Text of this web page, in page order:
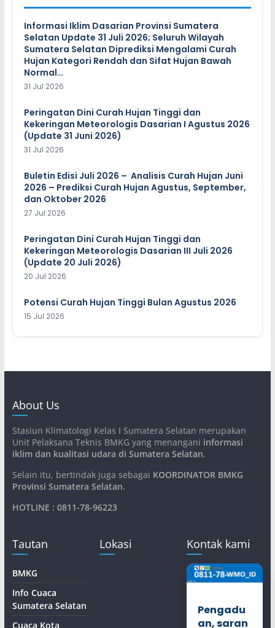
Informasi Iklim Dasarian Provinsi Sumatera
Selatan Update 31 Juli 2026; Seluruh Wilayah
Sumatera Selatan Diprediksi Mengalami Curah
Hujan Kategori Rendah dan Sifat Hujan Bawah
Normal…
31 Jul 2026
Peringatan Dini Curah Hujan Tinggi dan
Kekeringan Meteorologis Dasarian I Agustus 2026
(Update 31 Juni 2026)
31 Jul 2026
Buletin Edisi Juli 2026 – Analisis Curah Hujan Juni
2026 – Prediksi Curah Hujan Agustus, September,
dan Oktober 2026
27 Jul 2026
Peringatan Dini Curah Hujan Tinggi dan
Kekeringan Meteorologis Dasarian III Juli 2026
(Update 20 Juli 2026)
20 Jul 2026
Potensi Curah Hujan Tinggi Bulan Agustus 2026
15 Jul 2026
About Us
Stasiun Klimatologi Kelas I Sumatera Selatan merupakan
Unit Pelaksana Teknis BMKG yang menangani informasi
iklim dan kualitasi udara di Sumatera Selatan.
Selain itu, bertindak juga sebagai KOORDINATOR BMKG
Provinsi Sumatera Selatan.
HOTLINE : 0811-78-96223
Tautan
BMKG
Info Cuaca
Sumatera Selatan
Cuaca Kota
Lokasi Kontak kami
Pengadu
an, saran